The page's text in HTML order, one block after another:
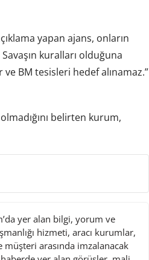
yapan ajans, onların
kuralları olduğuna
BM tesisleri hedef alınamaz.”
belirten kurum,
yer alan bilgi, yorum ve
hizmeti, aracı kurumlar,
arasında imzalanacak